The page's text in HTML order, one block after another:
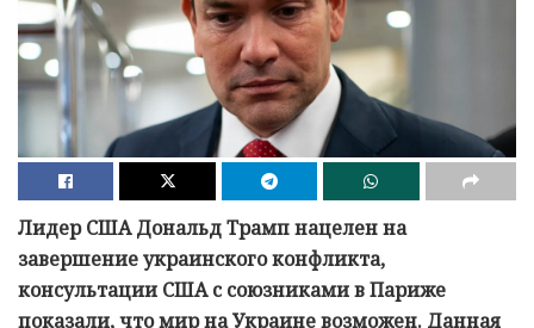
Лидер США Дональд Трамп нацелен на
завершение украинского конфликта,
консультации США с союзниками в Париже
показали, что мир на Украине возможен. Данная